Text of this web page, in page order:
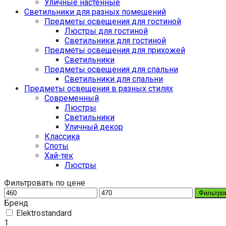
Уличные настенные
Светильники для разных помещений
Предметы освещения для гостиной
Люстры для гостиной
Светильники для гостиной
Предметы освещения для прихожей
Светильники
Предметы освещения для спальни
Светильники для спальни
Предметы освещения в разных стилях
Cовременный
Люстры
Светильники
Уличный декор
Классика
Споты
Хай-тек
Люстры
Фильтровать по цене
Бренд
Elektrostandard
1